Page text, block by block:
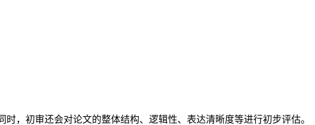
，初审还会对论文的整体结构、逻辑性、表达清晰度等进行初步评估。